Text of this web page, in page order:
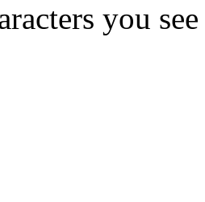
you